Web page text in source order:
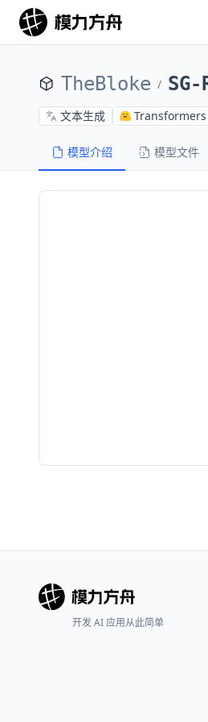
TheBloke /
文本生成 Transformers
模型介绍 模型文件
开发 AI 应用从此简单